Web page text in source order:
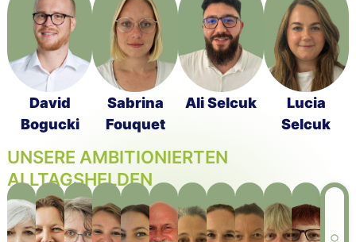
David
Bogucki
Sabrina
Fouquet
Ali Selcuk
Lucia
Selcuk
UNSERE AMBITIONIERTEN
ALLTAGSHELDEN